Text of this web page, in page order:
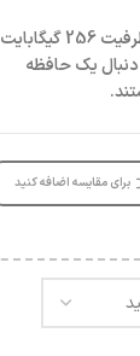
اس اس دی اینترنال ادلینک مدل S20 ظرفیت 256 گیگابایت
دنبال یک حافظه
برای مقایسه اضافه کنید